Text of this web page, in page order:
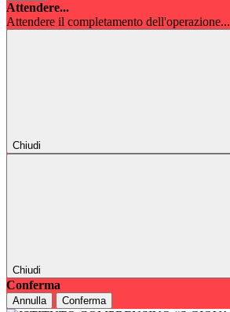
Attendere...
Attendere il completamento dell'operazione...
Chiudi
Chiudi
Conferma
Annulla Conferma